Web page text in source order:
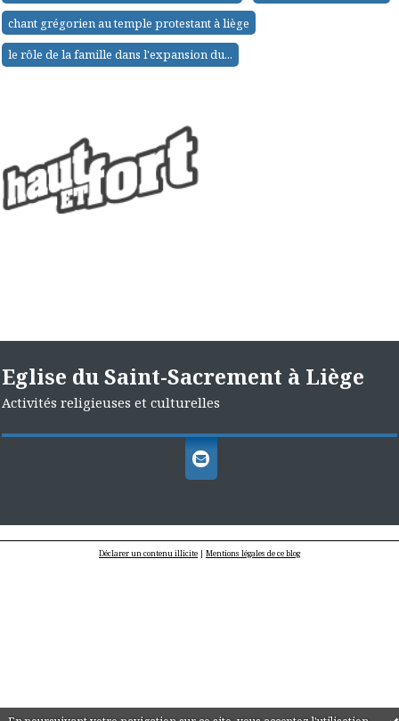
chant grégorien au temple protestant à liège
le rôle de la famille dans l'expansion du...
Eglise du Saint-Sacrement à Liège
Activités religieuses et culturelles
Déclarer un contenu illicite | Mentions légales de ce blog